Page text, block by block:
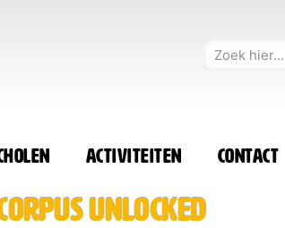
Activiteiten Contact
UNLOCKED